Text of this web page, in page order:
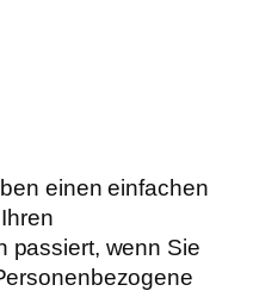
einen einfachen
passiert, wenn Sie